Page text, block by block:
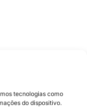
tecnologias como
do dispositivo.